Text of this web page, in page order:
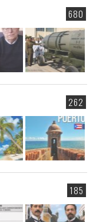
680
262
185